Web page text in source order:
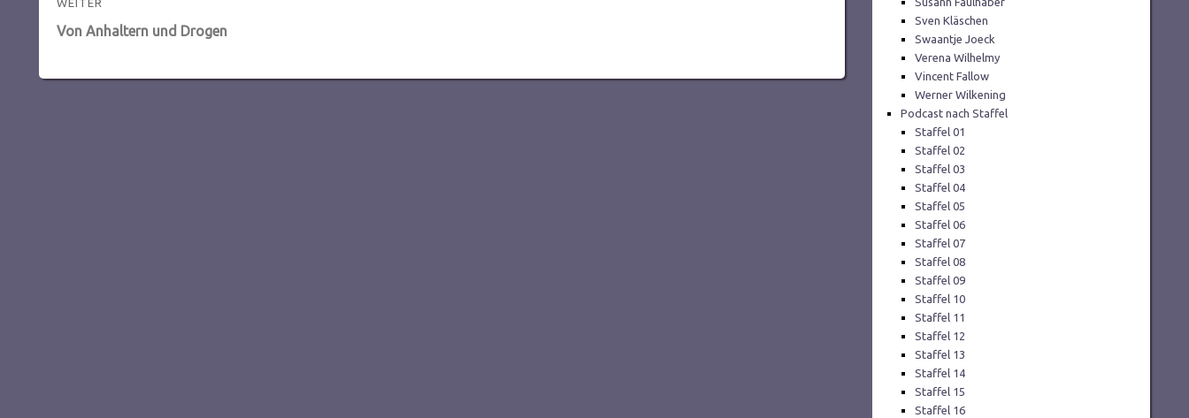
WEITER
Nächster
Von Anhaltern und Drogen
Sven Kläschen
Swaantje Joeck
Verena Wilhelmy
Vincent Fallow
Werner Wilkening
Podcast nach Staffel
Staffel 01
Staffel 02
Staffel 03
Staffel 04
Staffel 05
Staffel 06
Staffel 07
Staffel 08
Staffel 09
Staffel 10
Staffel 11
Staffel 12
Staffel 13
Staffel 14
Staffel 15
Staffel 16